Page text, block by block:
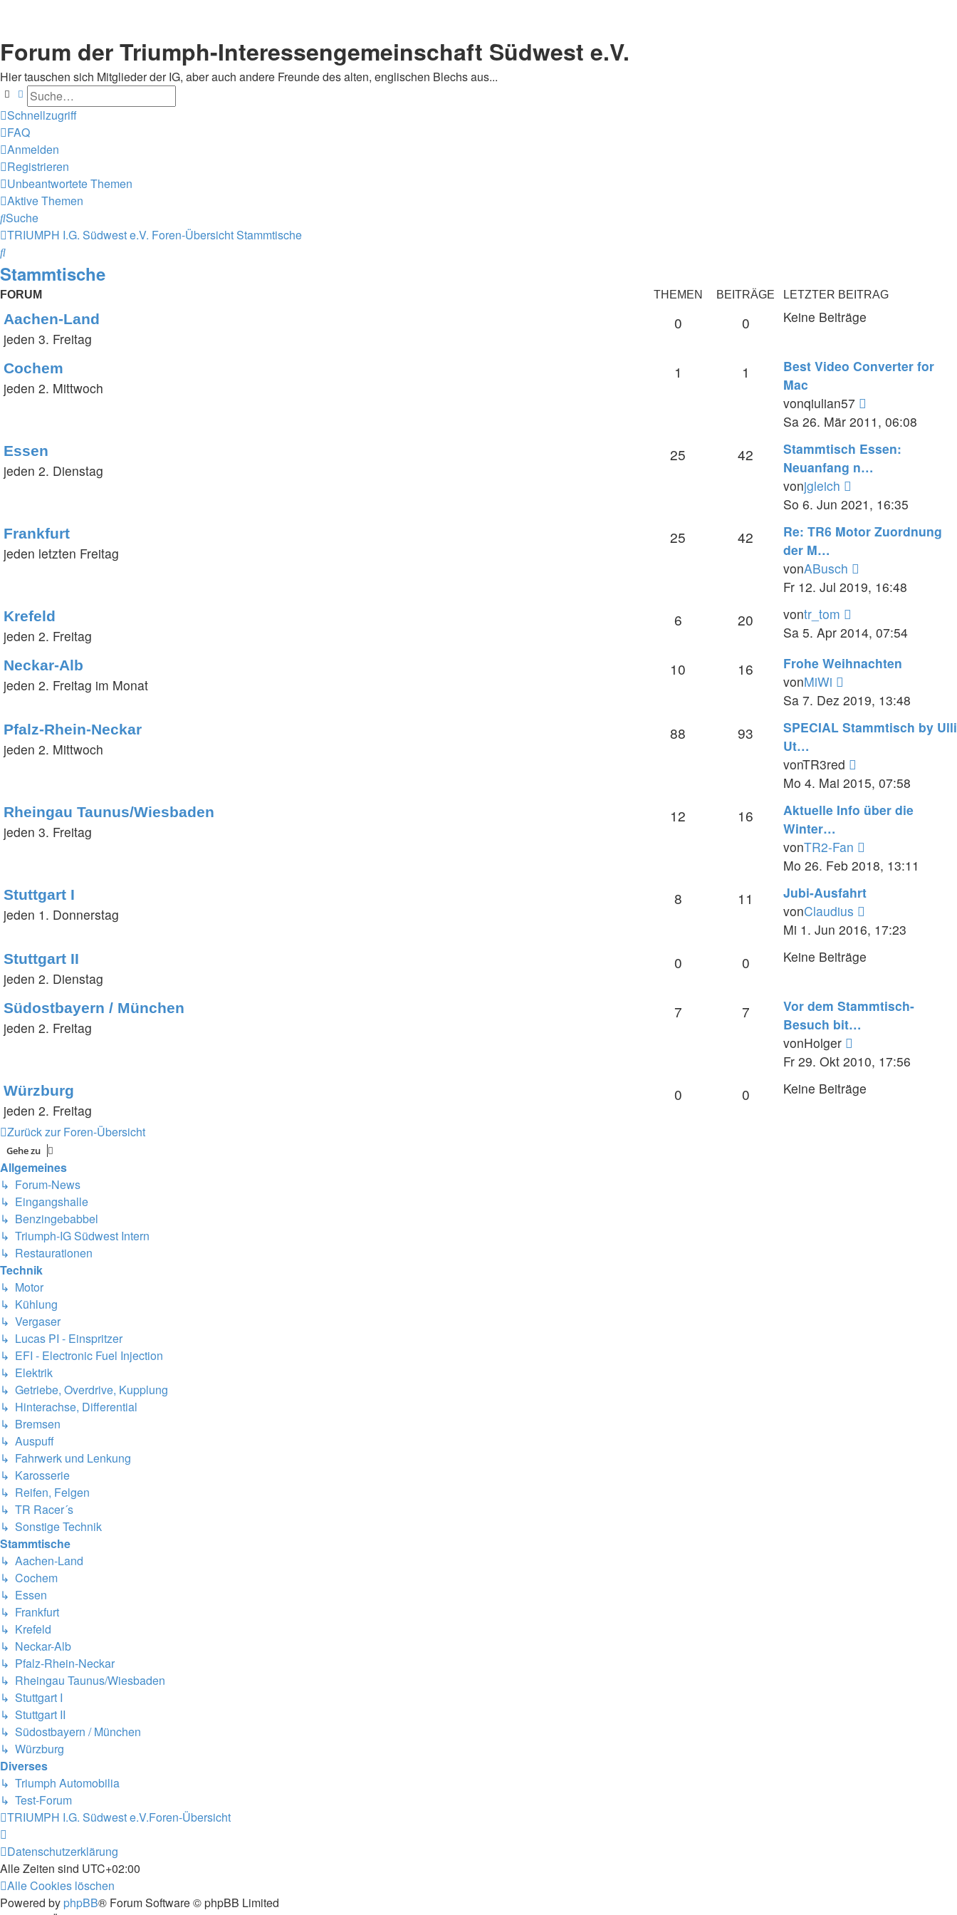
Forum der Triumph-Interessengemeinschaft Südwest e.V.
Hier tauschen sich Mitglieder der IG, aber auch andere Freunde des alten, englischen Blechs aus...
SucheErweiterte Suche
Schnellzugriff
FAQ
Anmelden
Registrieren
Unbeantwortete Themen
Aktive Themen
Suche
TRIUMPH I.G. Südwest e.V. Foren-ÜbersichtStammtische
Suche
Stammtische
FORUM THEMEN BEITRÄGE LETZTER BEITRAG
Aachen-Land
jeden 3. Freitag
0 0 Keine Beiträge
Cochem
jeden 2. Mittwoch
1 1
Best Video Converter for
Mac
vonqiulian57
Beitrag
Sa 26. Mär 2011, 06:08
Essen
jeden 2. Dienstag
25 42
Stammtisch Essen:
Neuanfang n…
vonjgleich
Beitrag
So 6. Jun 2021, 16:35
Frankfurt
jeden letzten Freitag
25 42
Re: TR6 Motor Zuordnung
der M…
vonABusch
Beitrag
Fr 12. Jul 2019, 16:48
Krefeld
jeden 2. Freitag
6 20 vontr_tom
Beitrag
Sa 5. Apr 2014, 07:54
Neckar-Alb
jeden 2. Freitag im Monat
10 16
Frohe Weihnachten
vonMiWi
Beitrag
Sa 7. Dez 2019, 13:48
Pfalz-Rhein-Neckar
jeden 2. Mittwoch
88 93
SPECIAL Stammtisch by Ulli
Ut…
vonTR3red
Beitrag
Mo 4. Mai 2015, 07:58
Rheingau Taunus/Wiesbaden
jeden 3. Freitag
12 16
Aktuelle Info über die
Winter…
vonTR2-Fan
Beitrag
Mo 26. Feb 2018, 13:11
Stuttgart I
jeden 1. Donnerstag
8 11
Jubi-Ausfahrt
vonClaudius
Beitrag
Mi 1. Jun 2016, 17:23
Stuttgart II
jeden 2. Dienstag
0 0 Keine Beiträge
Südostbayern / München
jeden 2. Freitag
7 7
Vor dem Stammtisch-
Besuch bit…
vonHolger
Beitrag
Fr 29. Okt 2010, 17:56
Würzburg
jeden 2. Freitag
0 0 Keine Beiträge
Zurück zur Foren-Übersicht
Gehe zu
Allgemeines
↳ Forum-News
↳ Eingangshalle
↳ Benzingebabbel
↳ Triumph-IG Südwest Intern
↳ Restaurationen
Technik
↳ Motor
↳ Kühlung
↳ Vergaser
↳ Lucas PI - Einspritzer
↳ EFI - Electronic Fuel Injection
↳ Elektrik
↳ Getriebe, Overdrive, Kupplung
↳ Hinterachse, Differential
↳ Bremsen
↳ Auspuff
↳ Fahrwerk und Lenkung
↳ Karosserie
↳ Reifen, Felgen
↳ TR Racer´s
↳ Sonstige Technik
Stammtische
↳ Aachen-Land
↳ Cochem
↳ Essen
↳ Frankfurt
↳ Krefeld
↳ Neckar-Alb
↳ Pfalz-Rhein-Neckar
↳ Rheingau Taunus/Wiesbaden
↳ Stuttgart I
↳ Stuttgart II
↳ Südostbayern / München
↳ Würzburg
Diverses
↳ Triumph Automobilia
↳ Test-Forum
TRIUMPH I.G. Südwest e.V.Foren-Übersicht
Datenschutzerklärung
Alle Zeiten sind UTC+02:00
Alle Cookies löschen
Powered by phpBB® Forum Software © phpBB Limited